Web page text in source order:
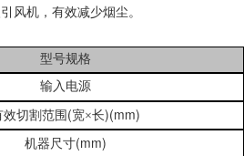
风机，有效减少烟尘。
型号规格
输入电源
效切割范围 (宽×长)(mm)
机器尺寸(mm)